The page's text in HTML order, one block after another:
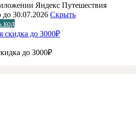
Яндекс Путешествия
до 30.07.2026 Скрыть
код
до 3000₽